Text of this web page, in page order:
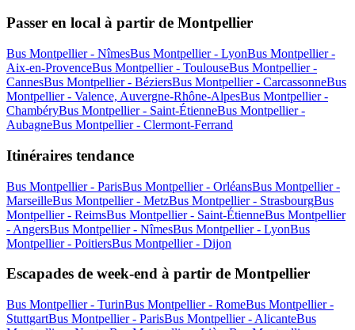
Passer en local à partir de Montpellier
Bus Montpellier - NîmesBus Montpellier - LyonBus Montpellier -
Aix-en-ProvenceBus Montpellier - ToulouseBus Montpellier -
CannesBus Montpellier - BéziersBus Montpellier - CarcassonneBus
Montpellier - Valence, Auvergne-Rhône-AlpesBus Montpellier -
ChambéryBus Montpellier - Saint-ÉtienneBus Montpellier -
AubagneBus Montpellier - Clermont-Ferrand
Itinéraires tendance
Bus Montpellier - ParisBus Montpellier - OrléansBus Montpellier -
MarseilleBus Montpellier - MetzBus Montpellier - StrasbourgBus
Montpellier - ReimsBus Montpellier - Saint-ÉtienneBus Montpellier
- AngersBus Montpellier - NîmesBus Montpellier - LyonBus
Montpellier - PoitiersBus Montpellier - Dijon
Escapades de week-end à partir de Montpellier
Bus Montpellier - TurinBus Montpellier - RomeBus Montpellier -
StuttgartBus Montpellier - ParisBus Montpellier - AlicanteBus